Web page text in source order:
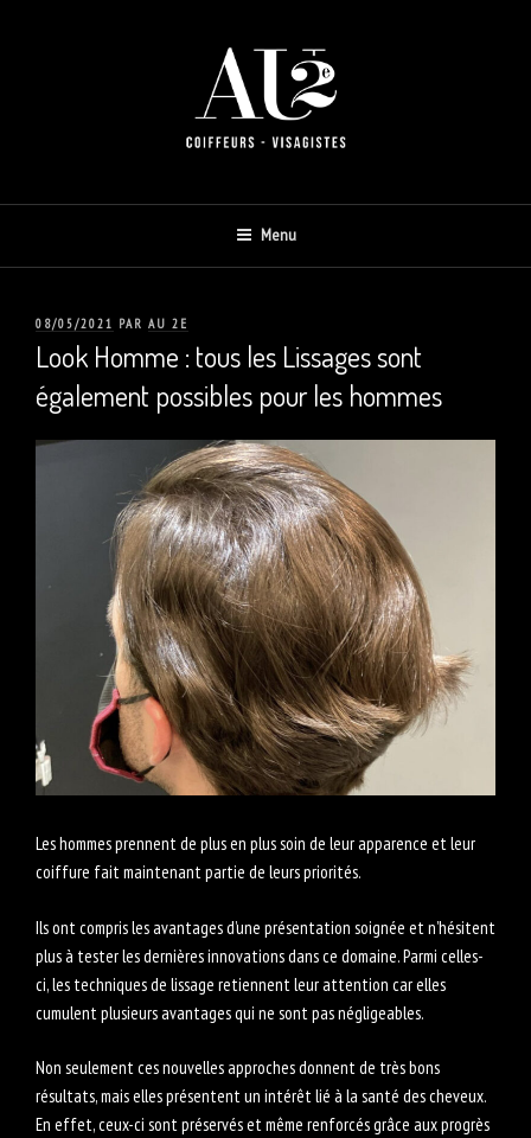
AU 2E
Menu
PUBLIÉ
LE
08/05/2021 PAR AU 2E
Look Homme : tous les Lissages sont
également possibles pour les hommes
Les hommes prennent de plus en plus soin de leur apparence et leur
coiffure fait maintenant partie de leurs priorités.
Ils ont compris les avantages d’une présentation soignée et n’hésitent
plus à tester les dernières innovations dans ce domaine. Parmi celles-
ci, les techniques de lissage retiennent leur attention car elles
cumulent plusieurs avantages qui ne sont pas négligeables.
Non seulement ces nouvelles approches donnent de très bons
résultats, mais elles présentent un intérêt lié à la santé des cheveux.
En effet, ceux-ci sont préservés et même renforcés grâce aux progrès